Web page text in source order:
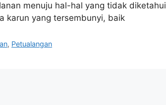
menuju hal-hal yang tidak diketahui
karun yang tersembunyi, baik
, Petualangan